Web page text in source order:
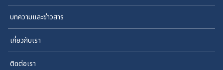
บทความและข่าวสาร
เกี่ยวกับเรา
ติดต่อเรา